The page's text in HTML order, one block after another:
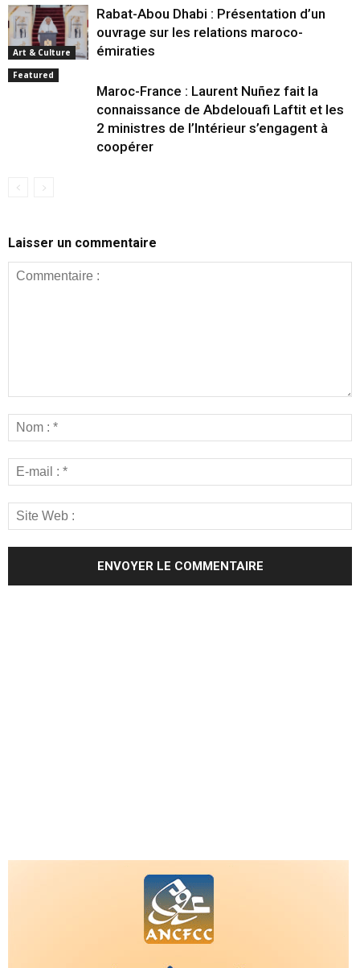
Art & Culture
Rabat-Abou Dhabi : Présentation d’un
ouvrage sur les relations maroco-
émiraties
Featured
Maroc-France : Laurent Nuñez fait la
connaissance de Abdelouafi Laftit et les
2 ministres de l’Intérieur s’engagent à
coopérer
Laisser un commentaire